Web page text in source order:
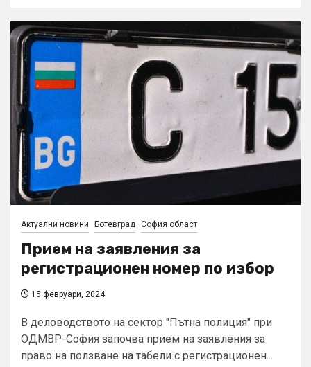
Актуални новини Ботевград София област
Прием на заявления за
регистрационен номер по избор
15 февруари, 2024
В деловодството на сектор "Пътна полиция" при
ОДМВР-София започва прием на заявления за
право на ползване на табели с регистрационен...